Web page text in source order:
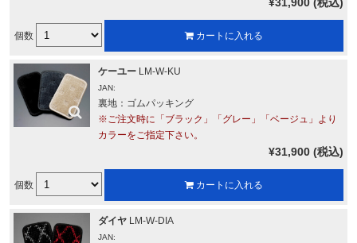
¥31,900 (税込)
個数 カートに入れる
ケーユーLM-W-KU
JAN:
裏地：ゴムパッキング
※ご注文時に「ブラック」「グレー」「ベージュ」より
カラーをご指定下さい。
¥31,900 (税込)
個数 カートに入れる
ダイヤLM-W-DIA
JAN: